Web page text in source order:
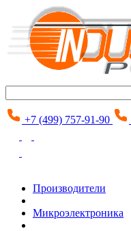
+7 (499) 757-91-90
Производители
Микроэлектроника